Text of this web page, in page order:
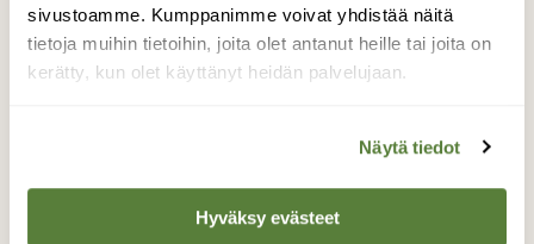
sivustoamme. Kumppanimme voivat yhdistää näitä
tietoja muihin tietoihin, joita olet antanut heille tai joita on
kerätty, kun olet käyttänyt heidän palvelujaan.
Näytä tiedot
Hyväksy evästeet
Ruskavärejä näinkin...